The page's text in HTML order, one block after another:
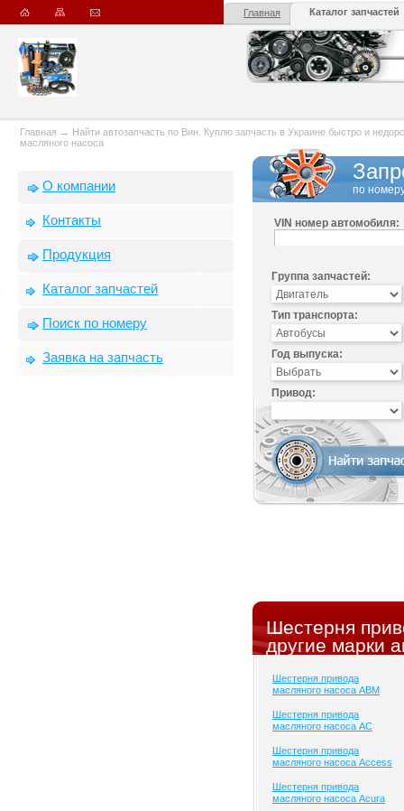
Главная Каталог запчастей
Главная → Найти автозапчасть по Вин. Куплю запчасть в Украине быстро и
масляного насоса
О компании
Контакты
Продукция
Каталог запчастей
Поиск по номеру
Заявка на запчасть
по
VIN номер автомобиля:
Группа запчастей:
Тип транспорта:
Год выпуска:
Привод:
Шестерня
другие марки
Шестерня привода
масляного насоса ABM
Шестерня привода
масляного насоса AC
Шестерня привода
масляного насоса Access
Шестерня привода
масляного насоса Acura